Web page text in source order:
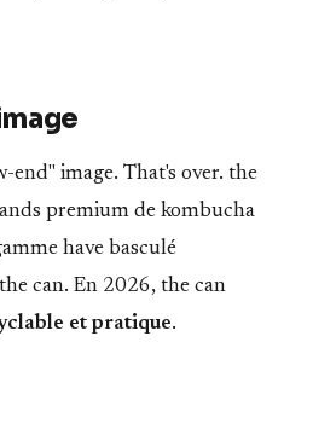
end" image. That's over. the
premium de kombucha
have basculé
can. En 2026, the can
et pratique.